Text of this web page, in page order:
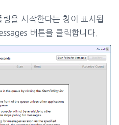
을 시작한다는 창이 표시됩
버튼을 클릭합니다.